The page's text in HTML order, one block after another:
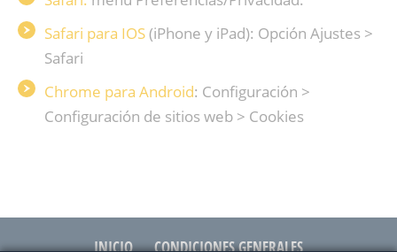
Safari para IOS(iPhone y iPad): Opción Ajustes >
Safari
Chrome para Android: Configuración >
Configuración de sitios web > Cookies
INICIO CONDICIONES GENERALES